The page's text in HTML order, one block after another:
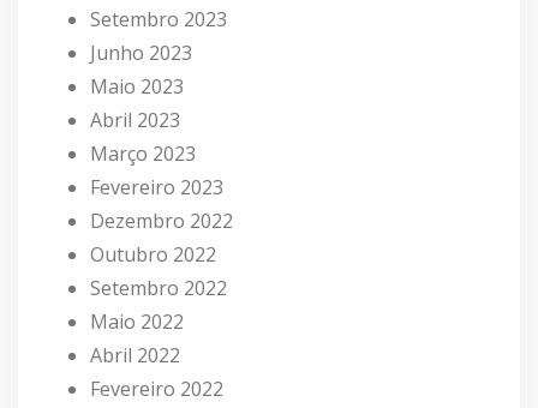
Setembro 2023
Junho 2023
Maio 2023
Abril 2023
Março 2023
Fevereiro 2023
Dezembro 2022
Outubro 2022
Setembro 2022
Maio 2022
Abril 2022
Fevereiro 2022